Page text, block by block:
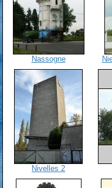
Nassogne
Nivelles 2